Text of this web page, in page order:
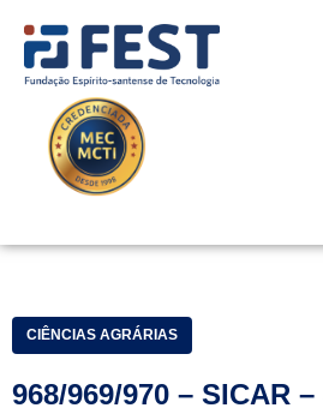
CIÊNCIAS AGRÁRIAS
968/969/970 – SICAR